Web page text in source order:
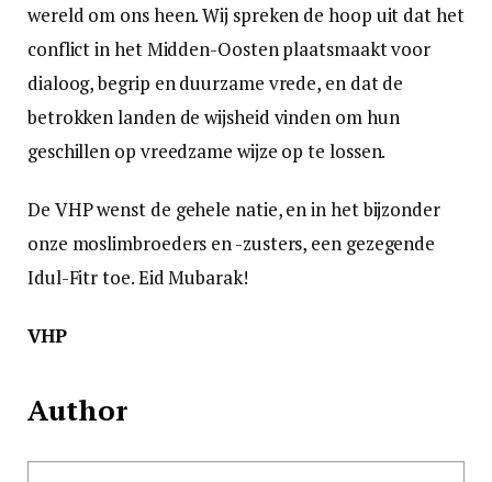
wereld om ons heen. Wij spreken de hoop uit dat het
conflict in het Midden-Oosten plaatsmaakt voor
dialoog, begrip en duurzame vrede, en dat de
betrokken landen de wijsheid vinden om hun
geschillen op vreedzame wijze op te lossen.
De VHP wenst de gehele natie, en in het bijzonder
onze moslimbroeders en -zusters, een gezegende
Idul-Fitr toe. Eid Mubarak!
VHP
Author